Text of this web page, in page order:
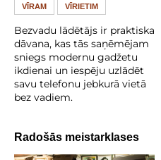
VĪRAM VĪRIETIM
Bezvadu lādētājs ir praktiska
dāvana, kas tās saņēmējam
sniegs modernu gadžetu
ikdienai un iespēju uzlādēt
savu telefonu jebkurā vietā
bez vadiem.
Radošās meistarklases